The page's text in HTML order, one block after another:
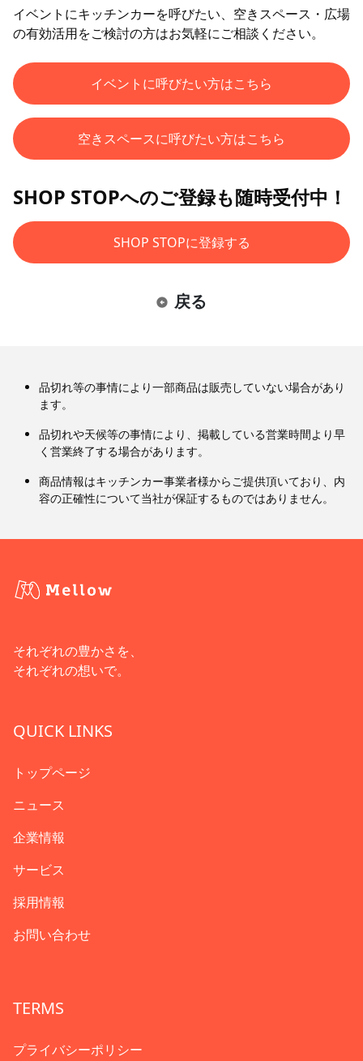
イベントにキッチンカーを呼びたい、空きスペース・広場
の有効活用をご検討の方はお気軽にご相談ください。
イベントに呼びたい方はこちら
空きスペースに呼びたい方はこちら
SHOP STOPへのご登録も随時受付中！
SHOP STOPに登録する
戻る
品切れ等の事情により一部商品は販売していない場合があり
ます。
品切れや天候等の事情により、掲載している営業時間より早
く営業終了する場合があります。
商品情報はキッチンカー事業者様からご提供頂いており、内
容の正確性について当社が保証するものではありません。
それぞれの豊かさを、
それぞれの想いで。
QUICK LINKS
トップページ
ニュース
企業情報
サービス
採用情報
お問い合わせ
TERMS
プライバシーポリシー